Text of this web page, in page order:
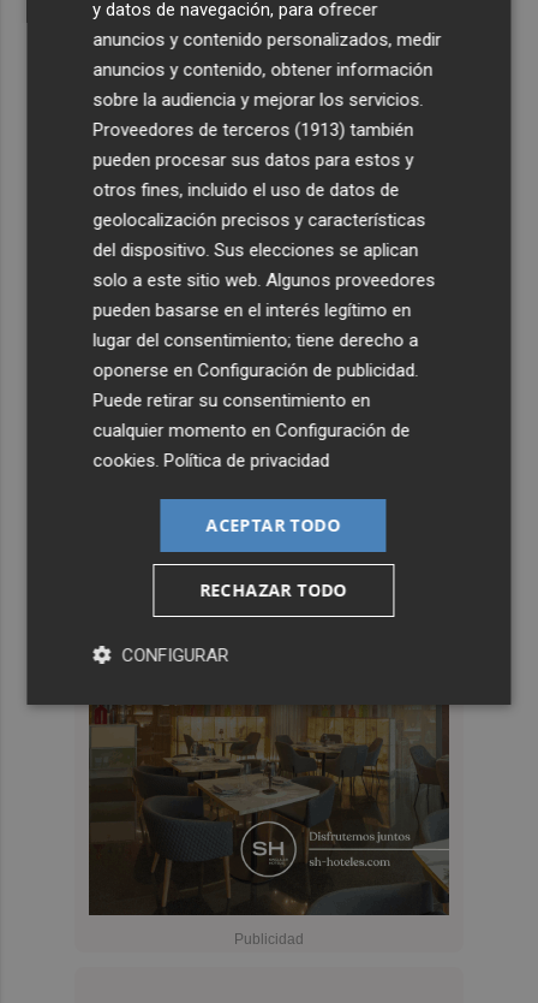
y datos de navegación, para ofrecer
anuncios y contenido personalizados, medir
anuncios y contenido, obtener información
sobre la audiencia y mejorar los servicios.
Proveedores de terceros (1913) también
pueden procesar sus datos para estos y
otros fines, incluido el uso de datos de
geolocalización precisos y características
del dispositivo. Sus elecciones se aplican
solo a este sitio web. Algunos proveedores
pueden basarse en el interés legítimo en
lugar del consentimiento; tiene derecho a
oponerse enConfiguración de publicidad
Puede retirar su consentimiento en
cualquier momento enConfiguración de
cookies .Política de privacidad
ACEPTAR TODO
RECHAZAR TODO
CONFIGURAR